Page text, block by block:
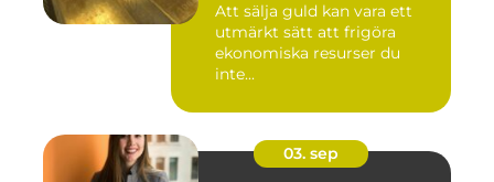
Att sälja guld kan vara ett
utmärkt sätt att frigöra
ekonomiska resurser du
inte...
03. sep